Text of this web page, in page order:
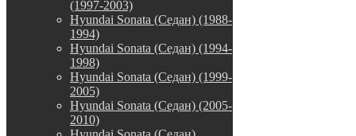
(1997-2003)
Hyundai Sonata (Седан) (1988-
1994)
Hyundai Sonata (Седан) (1994-
1998)
Hyundai Sonata (Седан) (1999-
2005)
Hyundai Sonata (Седан) (2005-
2010)